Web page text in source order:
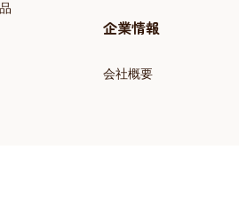
企業情報
会社概要